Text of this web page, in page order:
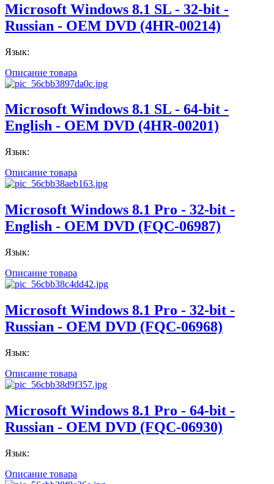
Microsoft Windows 8.1 SL - 32-bit -
Russian - ОЕМ DVD (4HR-00214)
Язык:
Описание товара
Microsoft Windows 8.1 SL - 64-bit -
English - ОЕМ DVD (4HR-00201)
Язык:
Описание товара
Microsoft Windows 8.1 Pro - 32-bit -
English - ОЕМ DVD (FQC-06987)
Язык:
Описание товара
Microsoft Windows 8.1 Pro - 32-bit -
Russian - ОЕМ DVD (FQC-06968)
Язык:
Описание товара
Microsoft Windows 8.1 Pro - 64-bit -
Russian - ОЕМ DVD (FQC-06930)
Язык:
Описание товара